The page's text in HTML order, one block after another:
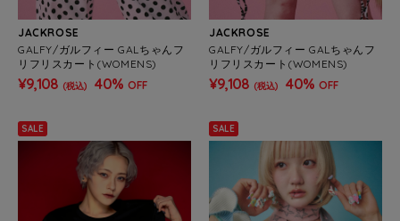
JACKROSE
GALFY/ガルフィー GALちゃんフ
リフリスカート(WOMENS)
¥9,108 (税込) 40% OFF
JACKROSE
GALFY/ガルフィー GALちゃんフ
リフリスカート(WOMENS)
¥9,108 (税込) 40% OFF
SALE SALE